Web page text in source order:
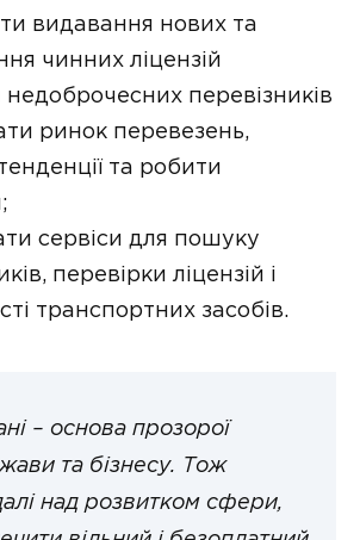
видавання нових та
чинних ліцензій
недоброчесних перевізників
ринок перевезень,
та робити
сервіси для пошуку
перевірки ліцензій і
транспортних засобів.
– основа прозорої
та бізнесу. Тож
над розвитком сфери,